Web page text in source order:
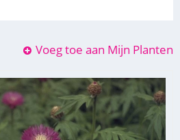
Voeg toe aan Mijn Planten